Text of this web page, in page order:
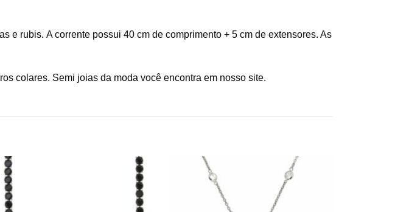
e rubis. A corrente possui 40 cm de comprimento + 5 cm de extensores. As
colares. Semi joias da moda você encontra em nosso site.